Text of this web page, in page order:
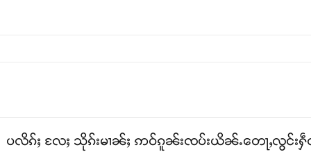
ပလိၵ်ႈ လႄႈ သိုၵ်းမၢၼ်ႈ ဢဝ်ၵူၼ်းၸပ်းယိၼ်ႉတေႃႇလွင်းႁဵ